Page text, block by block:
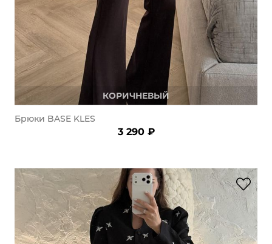
КОРИЧНЕВЫЙ
Брюки BASE KLES
3 290 ₽